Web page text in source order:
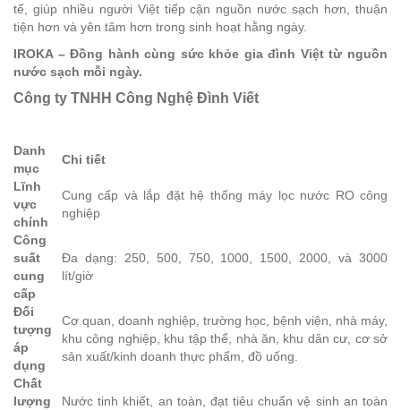
tế, giúp nhiều người Việt tiếp cận nguồn nước sạch hơn, thuận
tiện hơn và yên tâm hơn trong sinh hoạt hằng ngày.
IROKA – Đồng hành cùng sức khỏe gia đình Việt từ nguồn
nước sạch mỗi ngày.
Công ty TNHH Công Nghệ Đình Viết
Danh
mục
Chi tiết
Lĩnh
vực
chính
Cung cấp và lắp đặt hệ thống máy lọc nước RO công
nghiệp
Công
suất
cung
cấp
Đa dạng: 250, 500, 750, 1000, 1500, 2000, và 3000
lít/giờ
Đối
tượng
áp
dụng
Cơ quan, doanh nghiệp, trường học, bệnh viện, nhà máy,
khu công nghiệp, khu tập thể, nhà ăn, khu dân cư, cơ sở
sản xuất/kinh doanh thực phẩm, đồ uống.
Chất
lượng
Nước tinh khiết, an toàn, đạt tiêu chuẩn vệ sinh an toàn